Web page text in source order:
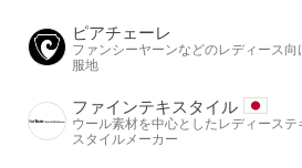
ピアチェーレ
ファンシーヤーンなどのレディース向
服地
ファインテキスタイル
ウール素材を中心としたレディーステ
スタイルメーカー